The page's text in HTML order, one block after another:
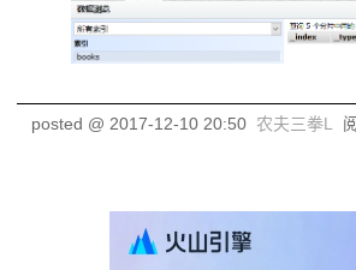
posted @ 2017-12-10 20:50 农夫三拳L